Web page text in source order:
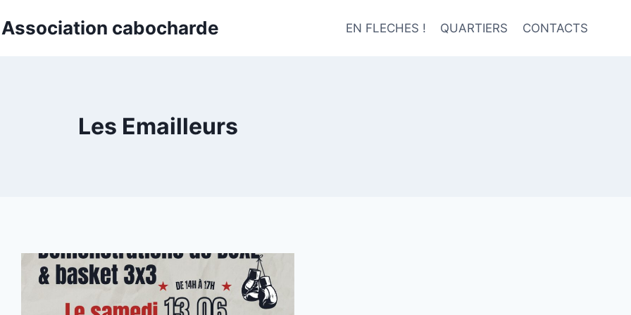
cabocharde EN FLECHES ! QUARTIERS CONTACTS
Les Emailleurs